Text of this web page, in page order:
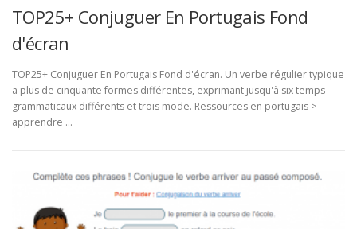
TOP25+ Conjuguer En Portugais Fond
d'écran
TOP25+ Conjuguer En Portugais Fond d'écran. Un verbe régulier typique
a plus de cinquante formes différentes, exprimant jusqu'à six temps
grammaticaux différents et trois mode. Ressources en portugais >
apprendre …